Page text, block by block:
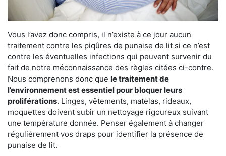
Vous l’avez donc compris, il n’existe à ce jour aucun
traitement contre les piqûres de punaise de lit si ce n’est
contre les éventuelles infections qui peuvent survenir du
fait de notre méconnaissance des règles citées ci-contre.
Nous comprenons donc que le traitement de
l’environnement est essentiel pour bloquer leurs
proliférations. Linges, vêtements, matelas, rideaux,
moquettes doivent subir un nettoyage rigoureux suivant
une température donnée. Penser également à changer
régulièrement vos draps pour identifier la présence de
punaise de lit.